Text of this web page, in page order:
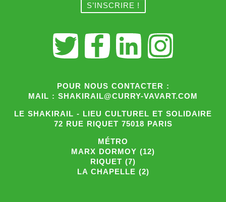
POUR NOUS CONTACTER :
MAIL : SHAKIRAIL@CURRY-VAVART.COM
LE SHAKIRAIL - LIEU CULTUREL ET SOLIDAIRE
72 RUE RIQUET 75018 PARIS
MÉTRO
MARX DORMOY (12)
RIQUET (7)
LA CHAPELLE (2)